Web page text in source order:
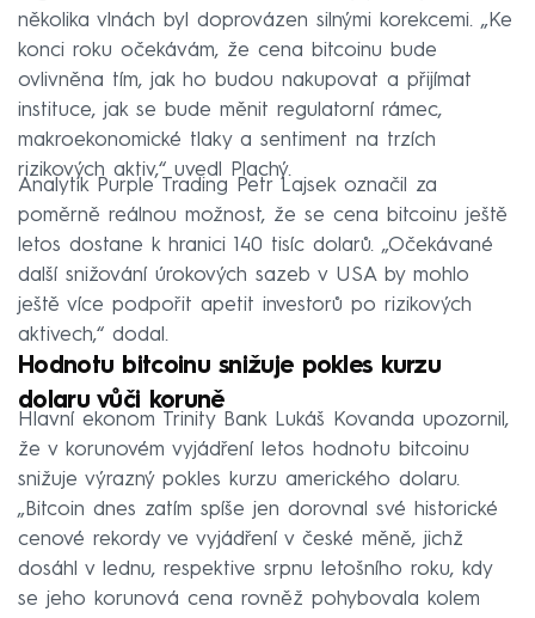
několika vlnách byl doprovázen silnými korekcemi. „Ke
konci roku očekávám, že cena bitcoinu bude
ovlivněna tím, jak ho budou nakupovat a přijímat
instituce, jak se bude měnit regulatorní rámec,
makroekonomické tlaky a sentiment na trzích
rizikových aktiv,“ uvedl Plachý.
Analytik Purple Trading Petr Lajsek označil za
poměrně reálnou možnost, že se cena bitcoinu ještě
letos dostane k hranici 140 tisíc dolarů. „Očekávané
další snižování úrokových sazeb v USA by mohlo
ještě více podpořit apetit investorů po rizikových
aktivech,“ dodal.
Hodnotu bitcoinu snižuje pokles kurzu
dolaru vůči koruně
Hlavní ekonom Trinity Bank Lukáš Kovanda upozornil,
že v korunovém vyjádření letos hodnotu bitcoinu
snižuje výrazný pokles kurzu amerického dolaru.
„Bitcoin dnes zatím spíše jen dorovnal své historické
cenové rekordy ve vyjádření v české měně, jichž
dosáhl v lednu, respektive srpnu letošního roku, kdy
se jeho korunová cena rovněž pohybovala kolem